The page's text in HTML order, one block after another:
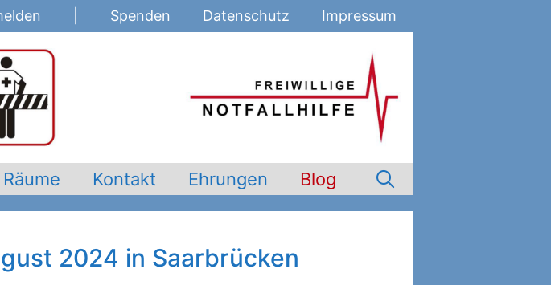
Spenden Datenschutz Impressum
Räume Kontakt Ehrungen Blog
2024 in Saarbrücken